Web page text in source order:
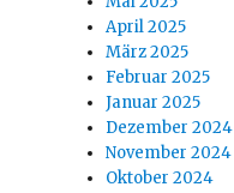
April 2025
März 2025
Februar 2025
Januar 2025
Dezember 2024
November 2024
Oktober 2024